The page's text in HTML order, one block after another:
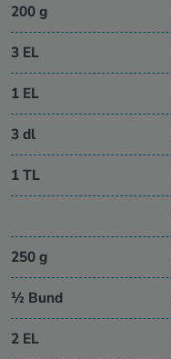
200 g
3 EL
1 EL
3 dl
1 TL
250 g
½ Bund
2 EL